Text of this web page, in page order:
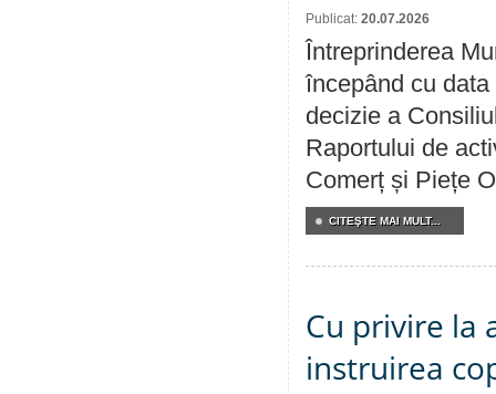
Publicat: 20.07.2026
Întreprinderea
începând cu
decizie a
Raportului de
Comerț și Piețe
CITEŞTE MAI MULT...
Cu privire la
instruirea